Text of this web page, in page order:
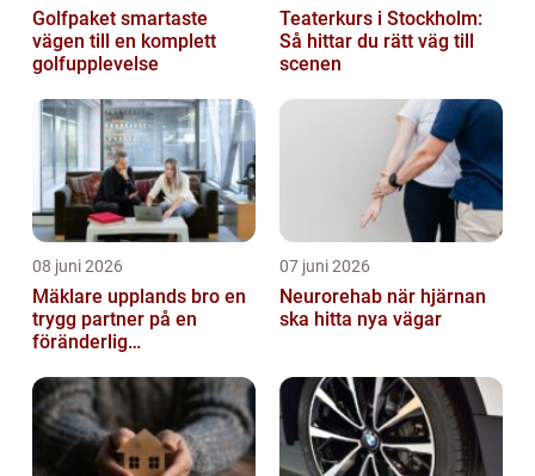
Golfpaket smartaste
vägen till en komplett
golfupplevelse
Teaterkurs i Stockholm:
Så hittar du rätt väg till
scenen
08 juni 2026
Mäklare upplands bro en
trygg partner på en
föränderlig
07 juni 2026
Neurorehab när hjärnan
ska hitta nya vägar